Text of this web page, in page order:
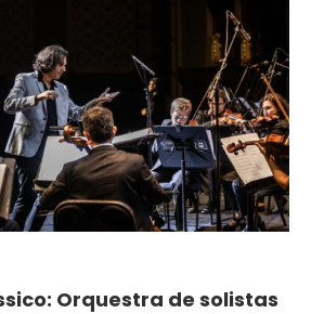
Orquestra de solistas